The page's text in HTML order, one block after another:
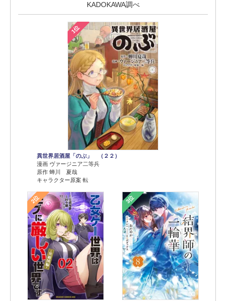
KADOKAWA調べ
1位
異世界居酒屋「のぶ」 （２２）
漫画 ヴァージニア二等兵
原作 蝉川 夏哉
キャラクター原案 転
2位 3位